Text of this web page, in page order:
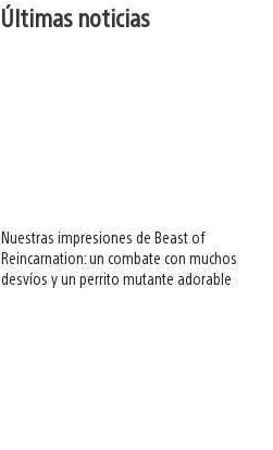
Últimas noticias
Nuestras impresiones de Beast of
Reincarnation: un combate con muchos
desvíos y un perrito mutante adorable